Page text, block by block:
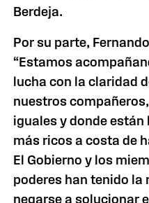
Berdeja.
Por su parte,
“Estamos
lucha con la claridad
nuestros
iguales y donde están
más ricos a costa de
El Gobierno y los
poderes han tenido
negarse a solucionar